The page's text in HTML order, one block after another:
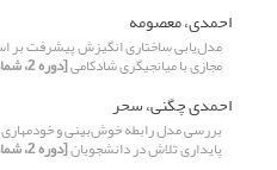
احمدی، معصومه
مجازی با میانجی‎گری شادکامی [دوره 2، شماره 2، 1401، صفحه 1-16]
احمدی چگنی، سحر
بررسی مدل رابطه خوش‌بینی و خودمهاری
پایداری تلاش در دانشجویان[دوره 2، شماره 3، 1401، صفحه 1-14]